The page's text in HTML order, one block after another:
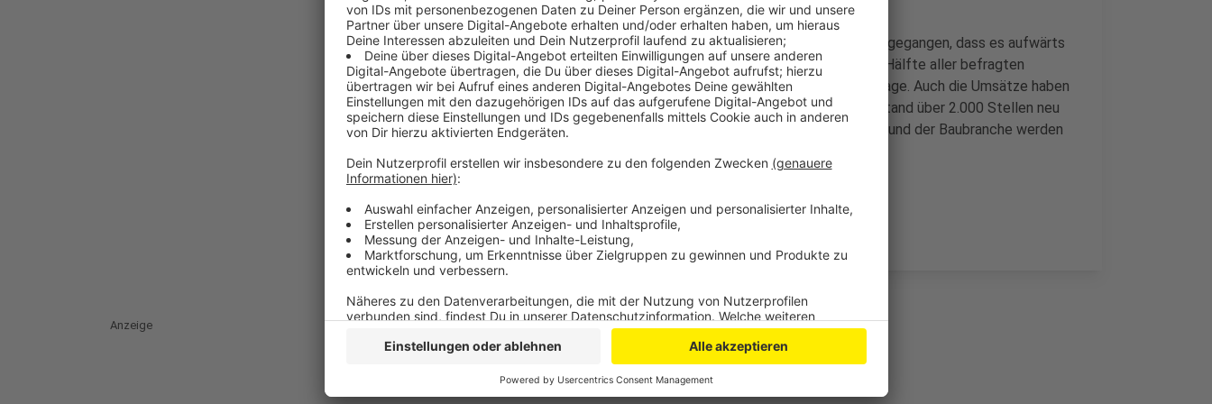
Im vergangenen Jahr um diese Zeit war rund die Hälfte davon ausgegangen, dass es aufwärts
geht. Dabei ist die aktuelle Situation gar nicht schlecht: Über die Hälfte aller befragten
Betriebe sprach im letzten halben Jahr von einer guten Auftragslage. Auch die Umsätze haben
sich demnach verbessert. Seit Frühjahr sind im regionalen Mittelstand über 2.000 Stellen neu
geschaffen oder zurückgeholt worden. Im Dienstleistungssektor und der Baubranche werden
Anzeige